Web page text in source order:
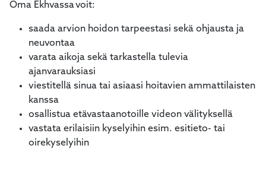
Oma Ekhvassa voit:
saada arvion hoidon tarpeestasi sekä ohjausta ja
neuvontaa
varata aikoja sekä tarkastella tulevia
ajanvarauksiasi
viestitellä sinua tai asiaasi hoitavien ammattilaisten
kanssa
osallistua etävastaanotoille videon välityksellä
vastata erilaisiin kyselyihin esim. esitieto- tai
oirekyselyihin